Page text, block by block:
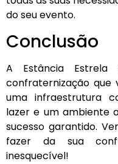
do seu evento.
Conclusão
A Estância
confraternização que
uma infraestrutura
lazer e um ambiente
sucesso garantido.
fazer da sua
inesquecível!